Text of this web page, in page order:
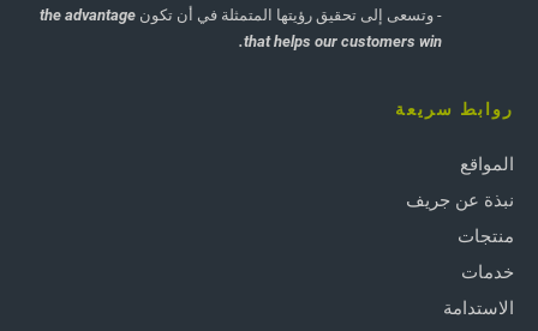
- وتسعى إلى تحقيق رؤيتها المتمثلة في أن تكون the advantage
that helps our customers win.
روابط سريعة
المواقع
نبذة عن جريف
منتجات
خدمات
الاستدامة